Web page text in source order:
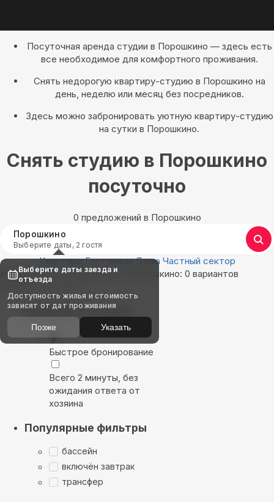
Посуточная аренда студии в Порошкино — здесь есть
все необходимое для комфортного проживания.
Снять недорогую квартиру-студию в Порошкино на
день, неделю или месяц без посредников.
Здесь можно забронировать уютную квартиру-студию
на сутки в Порошкино.
Снять студию в Порошкино
посуточно
0 предложений в Порошкино
Порошкино
Выберите даты, 2 гостя
Квартиры Гостиницы Дома Частный сектор
Найдём, где остановиться в Порошкино: 0 вариантов
Показать на карте
Выбирайте лучшее
Быстрое бронирование
Всего 2 минуты, без
ожидания ответа от
хозяина
Популярные фильтры
бассейн
включён завтрак
трансфер
Выберите даты заезда и
отъезда
Доступность жилья и стоимость
зависят от дат проживания
Позже Указать